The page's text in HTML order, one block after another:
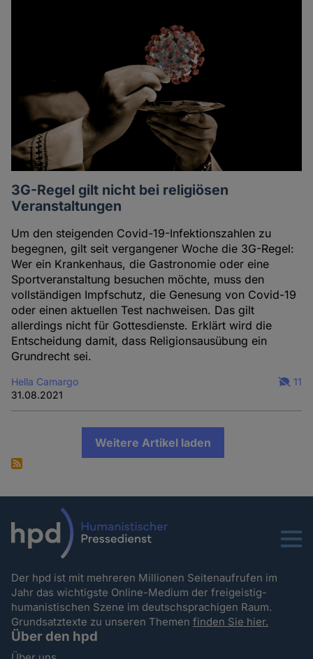
3G-Regel gilt nicht bei religiösen
Veranstaltungen
Um den steigenden Covid-19-Infektionszahlen zu
begegnen, gilt seit vergangener Woche die 3G-Regel:
Wer ein Krankenhaus, die Gastronomie oder eine
Sportveranstaltung besuchen möchte, muss den
vollständigen Impfschutz, die Genesung von Covid-19
oder einen aktuellen Test nachweisen. Das gilt
allerdings nicht für Gottesdienste. Erklärt wird die
Entscheidung damit, dass Religionsausübung ein
Grundrecht sei.
Hella Camargo
31.08.2021
11
Weitere Artikel laden
Menu
Der hpd ist mit mehreren Millionen Seitenaufrufen im
Jahr das wichtigste Online-Medium der freigeistig-
humanistischen Szene im deutschsprachigen Raum.
Grundsatztexte zu unseren Themenfinden Sie hier.
Über den hpd